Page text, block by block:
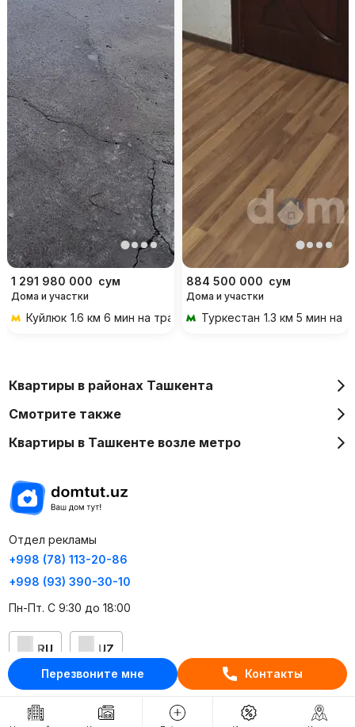
Перезвоните мне Контакты
1 291 980 000 сум
Дома и участки
Куйлюк 1.6 км 6 мин на транспорте
884 500 000 сум
Дома и участки
Туркестан 1.3 км 5 мин на
Квартиры в районах Ташкента
Смотрите также
Квартиры в Ташкенте возле метро
Отдел рекламы
+998 (78) 113-20-86
+998 (93) 390-30-10
Пн-Пт. С 9:30 до 18:00
RU UZ
Контакты
О проекте